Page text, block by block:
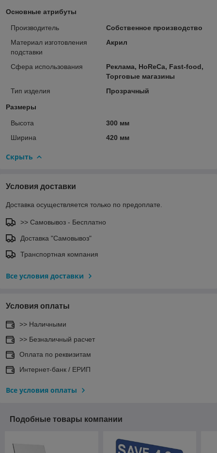
Основные атрибуты
Производитель
Собственное производство
Материал изготовления
подставки
Акрил
Сфера использования
Реклама, HoReCa, Fast-food,
Торговые магазины
Тип изделия
Прозрачный
Размеры
Высота
300 мм
Ширина
420 мм
Скрыть
Условия доставки
Доставка осуществляется только по предоплате.
>> Самовывоз - Бесплатно
Доставка "Самовывоз"
Транспортная компания
Все условия доставки
Условия оплаты
>> Наличными
>> Безналичный расчет
Оплата по реквизитам
Интернет-банк / ЕРИП
Все условия оплаты
Подобные товары компании